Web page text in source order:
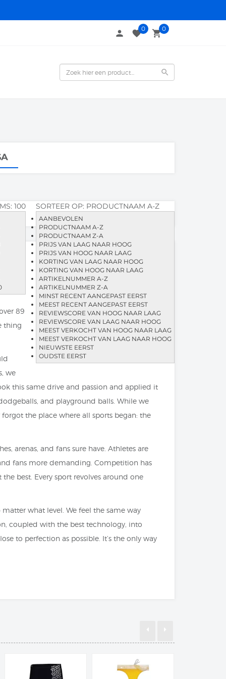
local_grocery_store0
favorite0
person
search
SORTEER OP: PRODUCTNAAM A-Z
AANBEVOLEN
PRODUCTNAAM A-Z
PRODUCTNAAM Z-A
PRIJS VAN LAAG NAAR HOOG
PRIJS VAN HOOG NAAR LAAG
KORTING VAN LAAG NAAR HOOG
KORTING VAN HOOG NAAR LAAG
ARTIKELNUMMER A-Z
ARTIKELNUMMER Z-A
MINST RECENT AANGEPAST EERST
MEEST RECENT AANGEPAST EERST
REVIEWSCORE VAN HOOG NAAR LAAG
REVIEWSCORE VAN LAAG NAAR HOOG
MEEST VERKOCHT VAN HOOG NAAR LAAG
MEEST VERKOCHT VAN LAAG NAAR HOOG
NIEUWSTE EERST
OUDSTE EERST
100
89
thing
we
this same drive and passion and applied it
and playground balls. While we
the place where all sports began: the
arenas, and fans sure have. Athletes are
fans more demanding. Competition has
best. Every sport revolves around one
what level. We feel the same way
coupled with the best technology, into
to perfection as possible. It’s the only way